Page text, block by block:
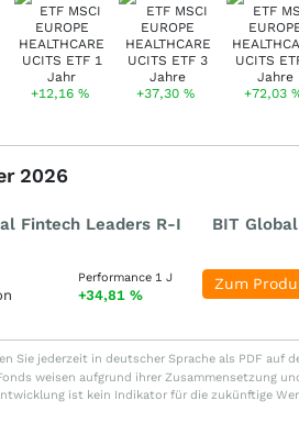
+12,16 % +37,30% +72,03
2026
Fintech Leaders R-I BIT
Performance 1 J
+34,81 %
Zum
Sie jederzeit in deutscher Sprache als PDF auf
weisen aufgrund ihrer Zusammensetzung
ist kein Indikator für die zukünftige